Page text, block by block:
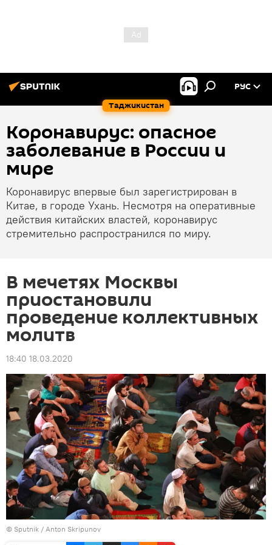
Таджикистан
РУС
Коронавирус: опасное
заболевание в России и
мире
Коронавирус впервые был зарегистрирован в
Китае, в городе Ухань. Несмотря на оперативные
действия китайских властей, коронавирус
стремительно распространился по миру.
В мечетях Москвы
приостановили
проведение коллективных
молитв
18:40 18.03.2020
© Sputnik / Anton Skripunov